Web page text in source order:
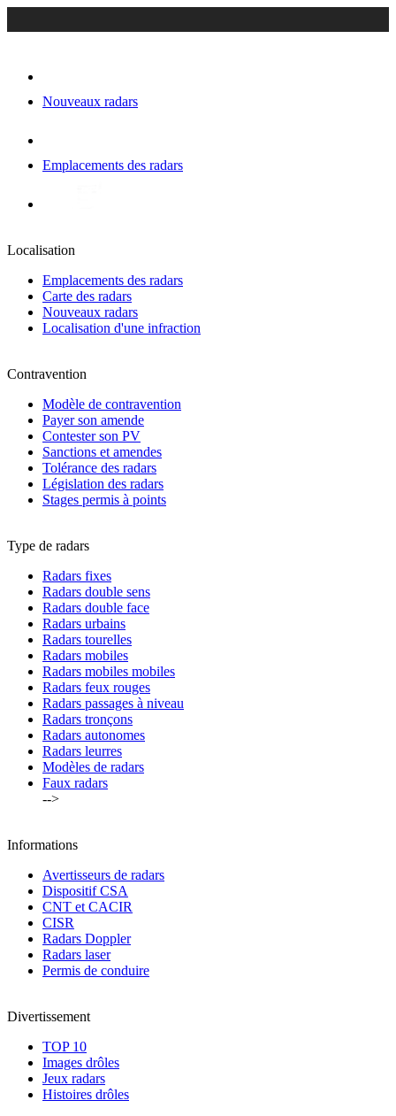
Nouveaux radars
Emplacements des radars
Localisation
Emplacements des radars
Carte des radars
Nouveaux radars
Localisation d'une infraction
Contravention
Modèle de contravention
Payer son amende
Contester son PV
Sanctions et amendes
Tolérance des radars
Législation des radars
Stages permis à points
Type de radars
Radars fixes
Radars double sens
Radars double face
Radars urbains
Radars tourelles
Radars mobiles
Radars mobiles mobiles
Radars feux rouges
Radars passages à niveau
Radars tronçons
Radars autonomes
Radars leurres
Modèles de radars
Faux radars
-->
Informations
Avertisseurs de radars
Dispositif CSA
CNT et CACIR
CISR
Radars Doppler
Radars laser
Permis de conduire
Divertissement
TOP 10
Images drôles
Jeux radars
Histoires drôles